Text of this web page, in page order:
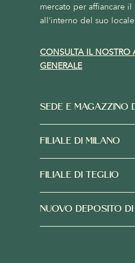
mercato per affiancare
all’interno del suo
CONSULTA IL NOSTRO
GENERALE
SEDE E MAGAZZINO
FILIALE DI MILANO
FILIALE DI TEGLIO
NUOVO DEPOSITO